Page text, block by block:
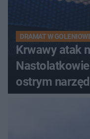
DRAMAT W
Krwawy atak
ostrym
zdecyduje